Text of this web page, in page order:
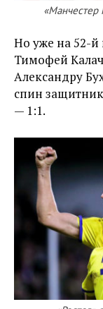
«Манчестер
Но уже на 52-й
Тимофей
Александру
спин
— 1:1.